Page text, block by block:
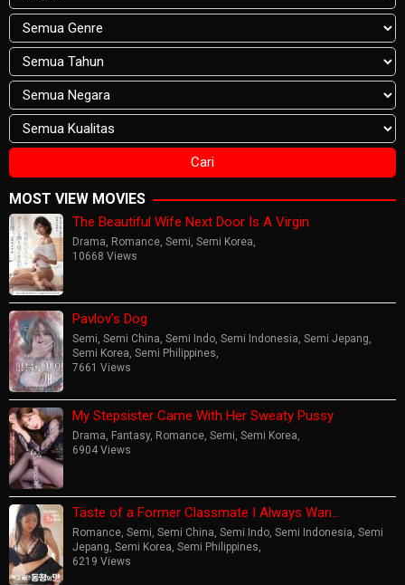
MOST VIEW MOVIES
The Beautiful Wife Next Door Is A Virgin
Drama, Romance, Semi, Semi Korea,
10668 Views
Pavlov’s Dog
Semi, Semi China, Semi Indo, Semi Indonesia, Semi Jepang,
Semi Korea, Semi Philippines,
7661 Views
My Stepsister Came With Her Sweaty Pussy
Drama, Fantasy, Romance, Semi, Semi Korea,
6904 Views
Taste of a Former Classmate I Always Wan…
Romance, Semi, Semi China, Semi Indo, Semi Indonesia, Semi
Jepang, Semi Korea, Semi Philippines,
6219 Views